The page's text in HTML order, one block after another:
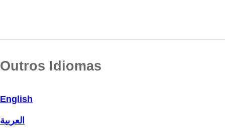
Outros Idiomas
English
العربية